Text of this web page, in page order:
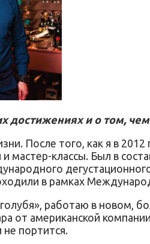
достижениях и о том, чем
После того, как я в
мастер-классы. Был в
в рамках
голубя», работаю в новом,
от американской
не портится.